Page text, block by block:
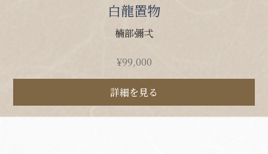
白龍置物
楠部彌弌
¥99,000
詳細を見る